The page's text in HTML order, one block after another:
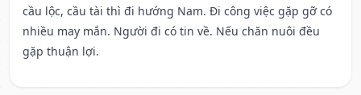
cầu lộc, cầu tài thì đi hướng Nam. Đi công việc gặp gỡ có
nhiều may mắn. Người đi có tin về. Nếu chăn nuôi đều
gặp thuận lợi.